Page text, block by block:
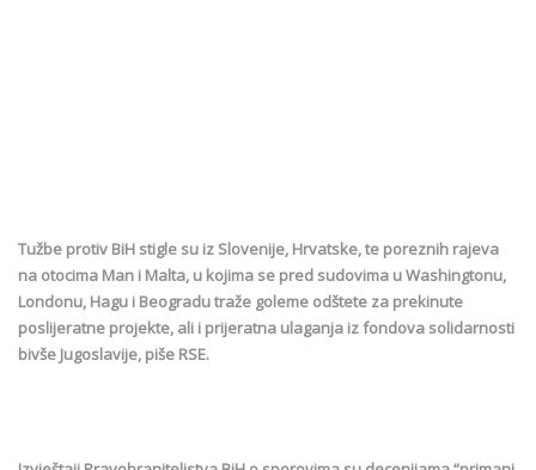
Tužbe protiv BiH stigle su iz Slovenije, Hrvatske, te poreznih rajeva
na otocima Man i Malta, u kojima se pred sudovima u Washingtonu,
Londonu, Hagu i Beogradu traže goleme odštete za prekinute
poslijeratne projekte, ali i prijeratna ulaganja iz fondova solidarnosti
bivše Jugoslavije, piše RSE.